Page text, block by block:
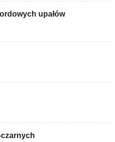
upałów
czarnych